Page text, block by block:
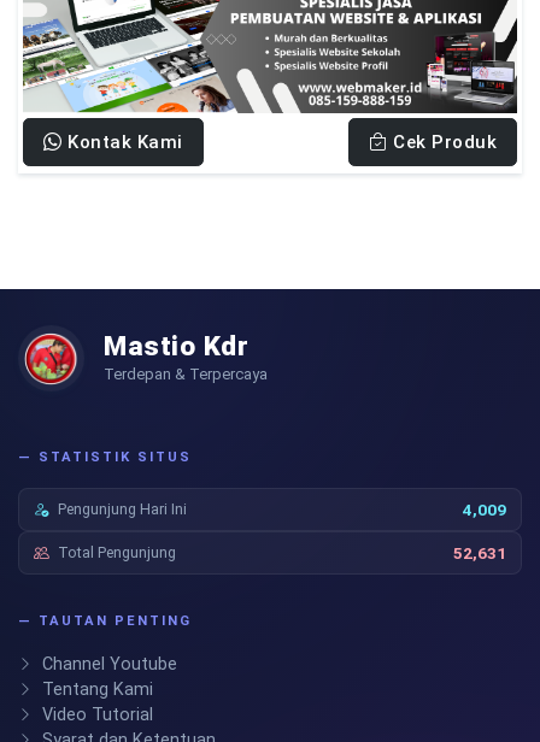
Kontak Kami Cek Produk
Mastio Kdr
Terdepan & Terpercaya
— STATISTIK SITUS
Pengunjung Hari Ini 4,009
Total Pengunjung 52,631
— TAUTAN PENTING
Channel Youtube
Tentang Kami
Video Tutorial